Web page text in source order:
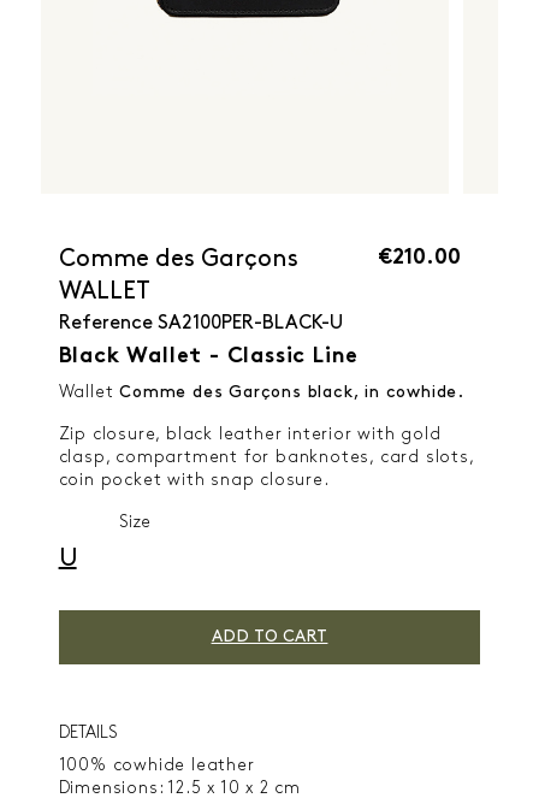
Comme des Garçons
WALLET
Reference SA2100PER-BLACK-U
Black Wallet - Classic Line
€210.00
WalletComme des Garçons black, in cowhide.
Zip closure, black leather interior with gold
clasp, compartment for banknotes, card slots,
coin pocket with snap closure.
Size
U
ADD TO CART
DETAILS
100% cowhide leather
Dimensions: 12.5 x 10 x 2 cm